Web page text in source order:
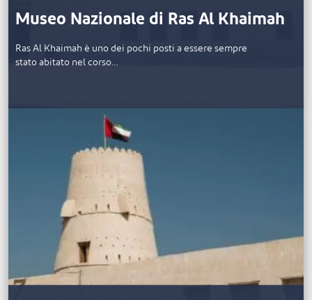
Museo Nazionale di Ras Al Khaimah
Ras Al Khaimah è uno dei pochi posti a essere sempre
stato abitato nel corso…